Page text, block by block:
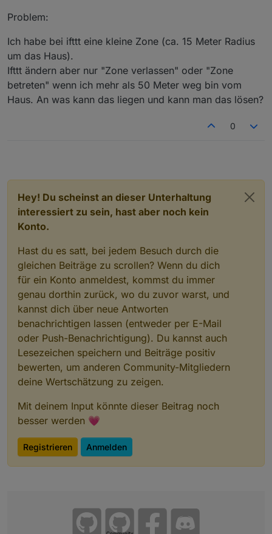
Problem:
Ich habe bei ifttt eine kleine Zone (ca. 15 Meter Radius
um das Haus).
Ifttt ändern aber nur "Zone verlassen" oder "Zone
betreten" wenn ich mehr als 50 Meter weg bin vom
Haus. An was kann das liegen und kann man das lösen?
0
Hey! Du scheinst an dieser Unterhaltung
interessiert zu sein, hast aber noch kein
Konto.
Hast du es satt, bei jedem Besuch durch die
gleichen Beiträge zu scrollen? Wenn du dich
für ein Konto anmeldest, kommst du immer
genau dorthin zurück, wo du zuvor warst, und
kannst dich über neue Antworten
benachrichtigen lassen (entweder per E-Mail
oder Push-Benachrichtigung). Du kannst auch
Lesezeichen speichern und Beiträge positiv
bewerten, um anderen Community-Mitgliedern
deine Wertschätzung zu zeigen.
Mit deinem Input könnte dieser Beitrag noch
besser werden 💗
Registrieren Anmelden